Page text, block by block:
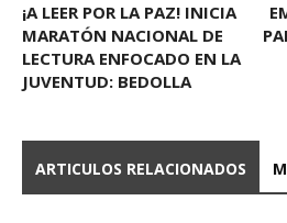
¡A LEER POR LA PAZ! INICIA
MARATÓN NACIONAL DE
LECTURA ENFOCADO EN LA
JUVENTUD: BEDOLLA
ARTICULOS RELACIONADOS